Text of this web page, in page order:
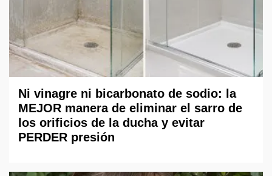
Ni vinagre ni bicarbonato de sodio: la
MEJOR manera de eliminar el sarro de
los orificios de la ducha y evitar
PERDER presión